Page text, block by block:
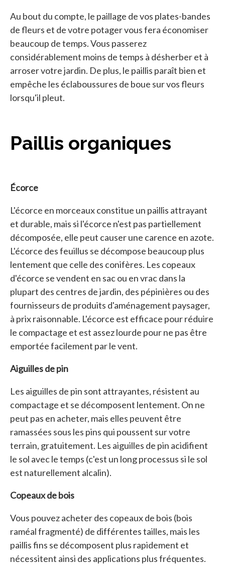
Au bout du compte, le paillage de vos plates-bandes
de fleurs et de votre potager vous fera économiser
beaucoup de temps. Vous passerez
considérablement moins de temps à désherber et à
arroser votre jardin. De plus, le paillis paraît bien et
empêche les éclaboussures de boue sur vos fleurs
lorsqu'il pleut.
Paillis organiques
Écorce
L'écorce en morceaux constitue un paillis attrayant
et durable, mais si l'écorce n'est pas partiellement
décomposée, elle peut causer une carence en azote.
L'écorce des feuillus se décompose beaucoup plus
lentement que celle des conifères. Les copeaux
d'écorce se vendent en sac ou en vrac dans la
plupart des centres de jardin, des pépinières ou des
fournisseurs de produits d'aménagement paysager,
à prix raisonnable. L'écorce est efficace pour réduire
le compactage et est assez lourde pour ne pas être
emportée facilement par le vent.
Aiguilles de pin
Les aiguilles de pin sont attrayantes, résistent au
compactage et se décomposent lentement. On ne
peut pas en acheter, mais elles peuvent être
ramassées sous les pins qui poussent sur votre
terrain, gratuitement. Les aiguilles de pin acidifient
le sol avec le temps (c'est un long processus si le sol
est naturellement alcalin).
Copeaux de bois
Vous pouvez acheter des copeaux de bois (bois
raméal fragmenté) de différentes tailles, mais les
paillis fins se décomposent plus rapidement et
nécessitent ainsi des applications plus fréquentes.